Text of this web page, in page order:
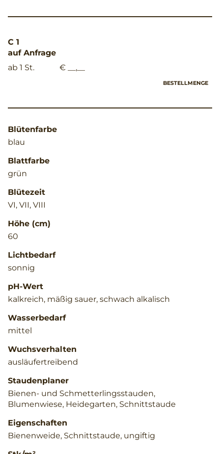
C 1
auf Anfrage
ab 1 St.
€ __,__
BESTELLMENGE
Blütenfarbe
blau
Blattfarbe
grün
Blütezeit
VI, VII, VIII
Höhe (cm)
60
Lichtbedarf
sonnig
pH-Wert
kalkreich, mäßig sauer, schwach alkalisch
Wasserbedarf
mittel
Wuchsverhalten
ausläufertreibend
Staudenplaner
Bienen- und Schmetterlingsstauden,
Blumenwiese, Heidegarten, Schnittstaude
Eigenschaften
Bienenweide, Schnittstaude, ungiftig